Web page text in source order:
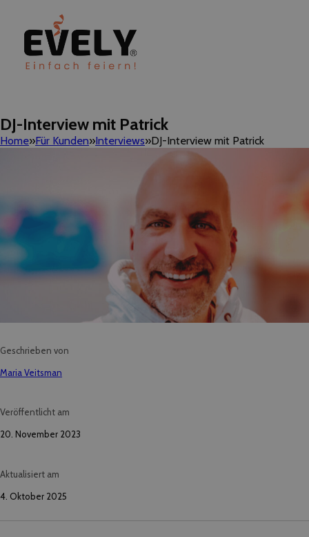
DJ-Interview mit Patrick
Home Für Kunden Interviews DJ-Interview mit Patrick
Geschrieben von
Maria Veitsman
Veröffentlicht am
20. November 2023
Aktualisiert am
4. Oktober 2025